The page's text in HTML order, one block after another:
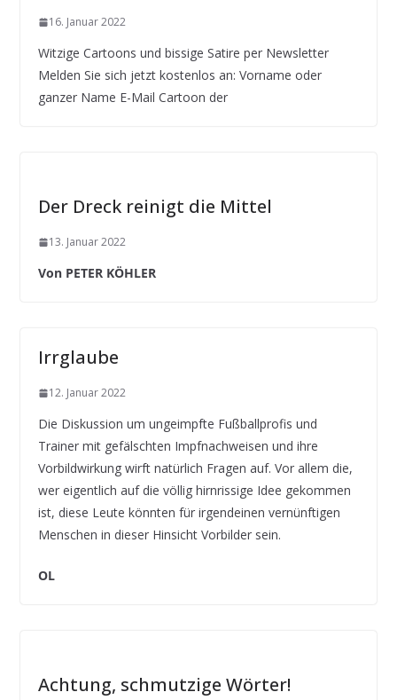
16. Januar 2022
Witzige Cartoons und bissige Satire per Newsletter
Melden Sie sich jetzt kostenlos an: Vorname oder
ganzer Name E-Mail Cartoon der
Der Dreck reinigt die Mittel
13. Januar 2022
Von PETER KÖHLER
Irrglaube
12. Januar 2022
Die Diskussion um ungeimpfte Fußballprofis und
Trainer mit gefälschten Impfnachweisen und ihre
Vorbildwirkung wirft natürlich Fragen auf. Vor allem die,
wer eigentlich auf die völlig hirnrissige Idee gekommen
ist, diese Leute könnten für irgendeinen vernünftigen
Menschen in dieser Hinsicht Vorbilder sein.
OL
Achtung, schmutzige Wörter!